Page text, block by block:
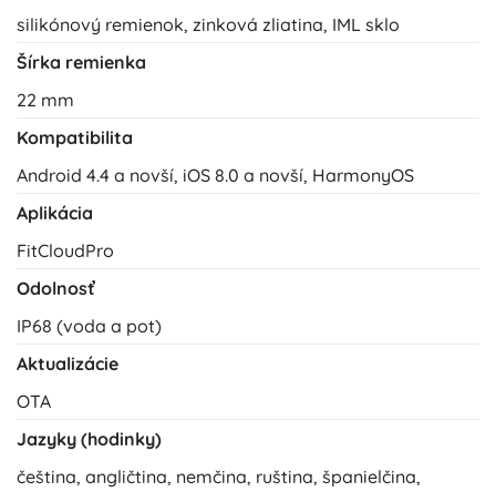
silikónový remienok, zinková zliatina, IML sklo
Šírka remienka
22 mm
Kompatibilita
Android 4.4 a novší, iOS 8.0 a novší, HarmonyOS
Aplikácia
FitCloudPro
Odolnosť
IP68 (voda a pot)
Aktualizácie
OTA
Jazyky (hodinky)
čeština, angličtina, nemčina, ruština, španielčina,